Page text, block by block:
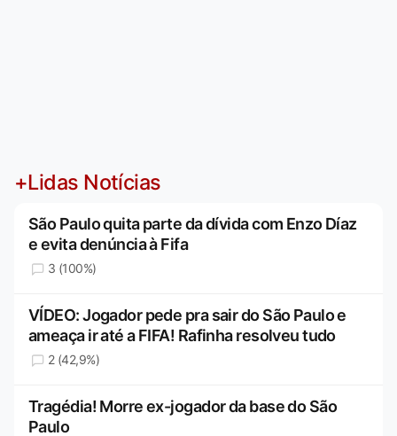
+Lidas Notícias
São Paulo quita parte da dívida com Enzo Díaz
e evita denúncia à Fifa
3 (100%)
VÍDEO: Jogador pede pra sair do São Paulo e
ameaça ir até a FIFA! Rafinha resolveu tudo
2 (42,9%)
Tragédia! Morre ex-jogador da base do São
Paulo